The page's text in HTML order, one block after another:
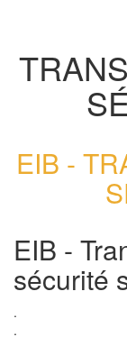
EIB -
EIB -
sécurité
.
.